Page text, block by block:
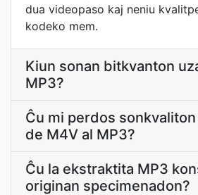
dua videopaso kaj neniu
kodeko mem.
Kiun sonan bitkvanton
MP3?
Ĉu mi perdos
de M4V al MP3?
Ĉu la ekstraktita MP3
originan specimenadon?